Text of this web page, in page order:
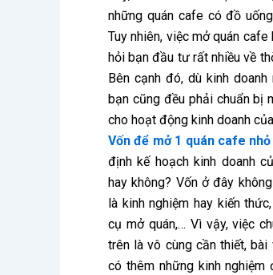
những quán cafe có đồ
Tuy nhiên, việc mở quán
hỏi bạn đầu tư rất nhiều về
Bên cạnh đó, dù kinh
bạn cũng đều phải chuẩn bị
cho hoạt động kinh doanh
Vốn để mở 1 quán cafe nhỏ
định kế hoạch kinh doanh
hay không? Vốn ở đây
là kinh nghiệm hay kiến
cụ mở quán,… Vì vậy, việc
trên là vô cùng cần thiết,
có thêm những kinh